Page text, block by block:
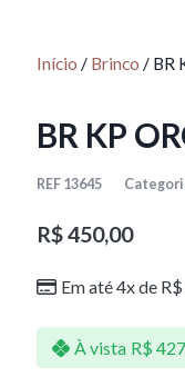
Início / Brinco / BR
BR KP
REF 13645
R$450,00
Em até 4x de R$
À vista R$